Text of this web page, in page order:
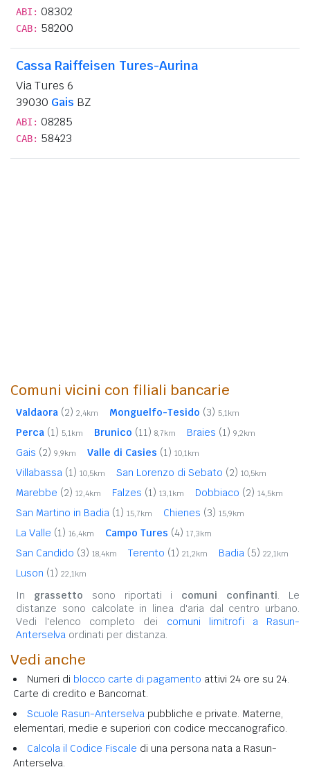
ABI: 08302
CAB: 58200
Cassa Raiffeisen Tures-Aurina
Via Tures 6
39030 Gais BZ
ABI: 08285
CAB: 58423
Comuni vicini con filiali bancarie
Valdaora (2) 2,4km Monguelfo-Tesido (3) 5,1km
Perca (1) 5,1km Brunico (11) 8,7km Braies (1) 9,2km
Gais (2) 9,9km Valle di Casies (1) 10,1km
Villabassa (1) 10,5km San Lorenzo di Sebato (2) 10,5km
Marebbe (2) 12,4km Falzes (1) 13,1km Dobbiaco (2) 14,5km
San Martino in Badia (1) 15,7km Chienes (3) 15,9km
La Valle (1) 16,4km Campo Tures (4) 17,3km
San Candido (3) 18,4km Terento (1) 21,2km Badia (5) 22,1km
Luson (1) 22,1km
In grassetto sono riportati i comuni confinanti. Le
distanze sono calcolate in linea d'aria dal centro urbano.
Vedi l'elenco completo dei comuni limitrofi a Rasun-
Anterselva ordinati per distanza.
Vedi anche
Numeri di blocco carte di pagamento attivi 24 ore su 24.
Carte di credito e Bancomat.
Scuole Rasun-Anterselva pubbliche e private. Materne,
elementari, medie e superiori con codice meccanografico.
Calcola il Codice Fiscale di una persona nata a Rasun-
Anterselva.